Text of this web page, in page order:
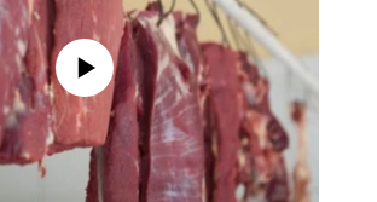
source currently available